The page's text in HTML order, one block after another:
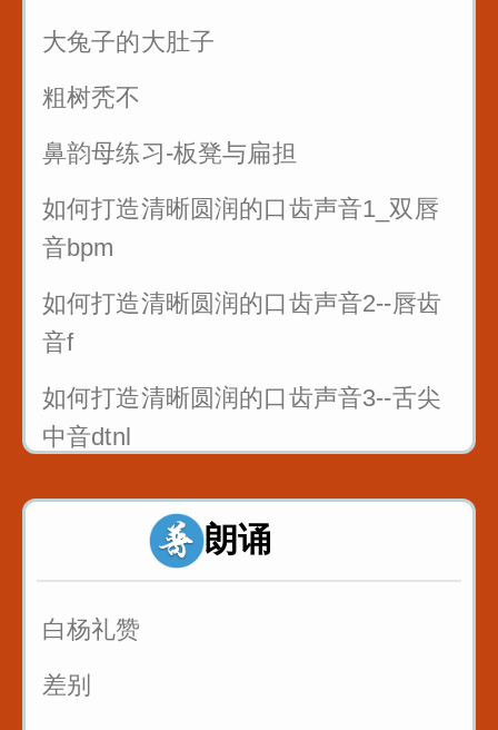
大兔子的大肚子
粗树秃不
鼻韵母练习-板凳与扁担
如何打造清晰圆润的口齿声音1_双唇
音bpm
如何打造清晰圆润的口齿声音2--唇齿
音f
如何打造清晰圆润的口齿声音3--舌尖
中音dtnl
1_双唇音bpm_八百标兵奔北坡
2_唇齿音f_粉红凤凰
朗诵
白杨礼赞
差别